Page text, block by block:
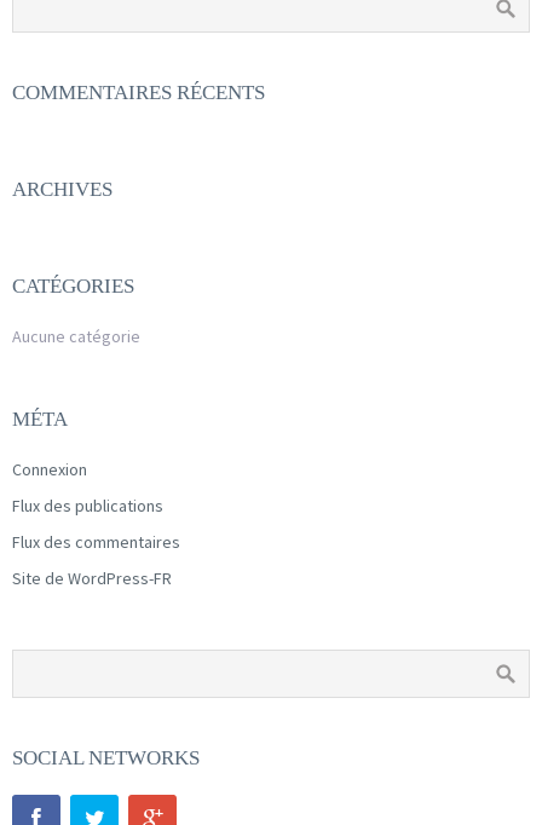
COMMENTAIRES RÉCENTS
ARCHIVES
CATÉGORIES
Aucune catégorie
MÉTA
Connexion
Flux des publications
Flux des commentaires
Site de WordPress-FR
SOCIAL NETWORKS